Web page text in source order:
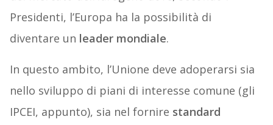
Presidenti, l’Europa ha la possibilità di
diventare un leader mondiale.
In questo ambito, l’Unione deve adoperarsi sia
nello sviluppo di piani di interesse comune (gli
IPCEI, appunto), sia nel fornire standard